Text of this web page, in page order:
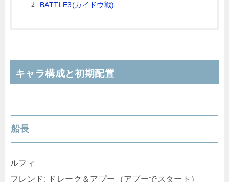
BATTLE3(カイドウ戦)
キャラ構成と初期配置
船長
ルフィ
フレンド: ドレーク＆アプー（アプーでスタート）